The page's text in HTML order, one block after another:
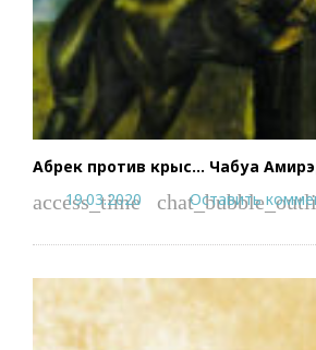
Абрек против крыс… Чабуа
access_time
19.03.2020 Оставить